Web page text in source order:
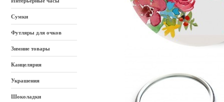
Сумки
Футляры для очков
Зимние товары
Канцелярия
Украшения
Шоколадки